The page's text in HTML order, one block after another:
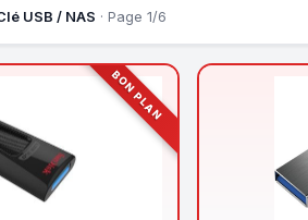
USB / NAS · Page 1/6
BON PLAN